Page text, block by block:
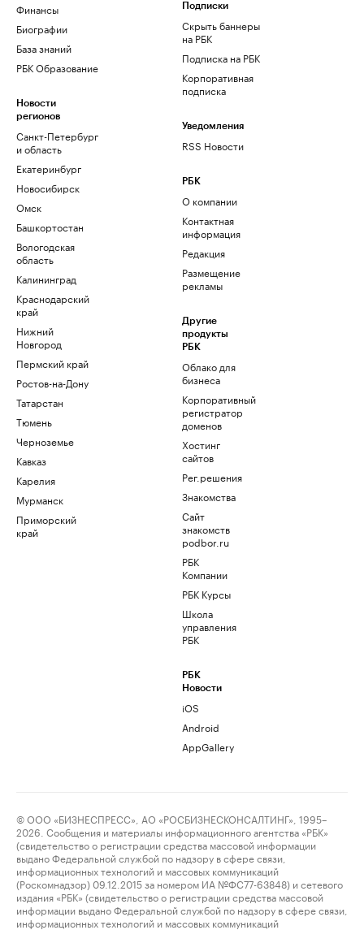
Финансы
Биографии
База знаний
РБК Образование
Новости
регионов
Санкт-Петербург
и область
Екатеринбург
Новосибирск
Омск
Башкортостан
Вологодская
область
Калининград
Краснодарский
край
Нижний
Новгород
Пермский край
Ростов-на-Дону
Татарстан
Тюмень
Черноземье
Кавказ
Карелия
Мурманск
Приморский
край
Подписки
Скрыть баннеры
на РБК
Подписка на РБК
Корпоративная
подписка
Уведомления
RSS Новости
РБК
О компании
Контактная
информация
Редакция
Размещение
рекламы
Другие
продукты
РБК
Облако для
бизнеса
Корпоративный
регистратор
доменов
Хостинг
сайтов
Рег.решения
Знакомства
Сайт
знакомств
podbor.ru
РБК
Компании
РБК Курсы
Школа
управления
РБК
РБК
Новости
iOS
Android
AppGallery
© ООО «БИЗНЕСПРЕСС», АО «РОСБИЗНЕСКОНСАЛТИНГ», 1995–
2026. Сообщения и материалы информационного агентства «РБК»
(свидетельство о регистрации средства массовой информации
выдано Федеральной службой по надзору в сфере связи,
информационных технологий и массовых коммуникаций
(Роскомнадзор) 09.12.2015 за номером ИА №ФС77-63848) и сетевого
издания «РБК» (свидетельство о регистрации средства массовой
информации выдано Федеральной службой по надзору в сфере связи,
информационных технологий и массовых коммуникаций